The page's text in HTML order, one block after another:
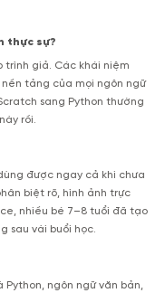
thực sự?
trình giả. Các khái niệm
tảng của mọi ngôn ngữ
sang Python thường
rồi.
được ngay cả khi chưa
biệt rõ, hình ảnh trực
nhiều bé 7–8 tuổi đã tạo
sau vài buổi học.
ngôn ngữ văn bản,